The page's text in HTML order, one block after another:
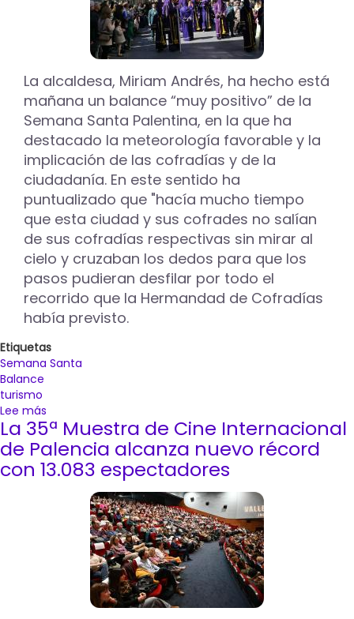
La alcaldesa, Miriam Andrés, ha hecho está
mañana un balance “muy positivo” de la
Semana Santa Palentina, en la que ha
destacado la meteorología favorable y la
implicación de las cofradías y de la
ciudadanía. En este sentido ha
puntualizado que "hacía mucho tiempo
que esta ciudad y sus cofrades no salían
de sus cofradías respectivas sin mirar al
cielo y cruzaban los dedos para que los
pasos pudieran desfilar por todo el
recorrido que la Hermandad de Cofradías
había previsto.
Etiquetas
Semana Santa
Balance
turismo
Lee más
El
buen
tiempo,
la
participación
ciudadana
incorporación
consolidan
La 35ª Muestra de Cine Internacional
de Palencia alcanza nuevo récord
con 13.083 espectadores